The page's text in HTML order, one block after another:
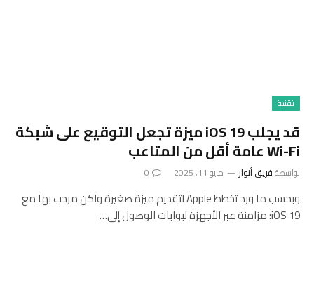
تقنية
قد يجلب iOS 19 ميزة تجعل التوقيع على شبكة
Wi-Fi عامة أقل من المتاعب
بواسطةفريق أنوار مايو 11, 2025 0
وبحسب ما ورد تخطط Apple لتقديم ميزة صغيرة ولكن مرحب بها مع
iOS 19: مزامنة عبر الأجهزة لبوابات الوصول إلى…